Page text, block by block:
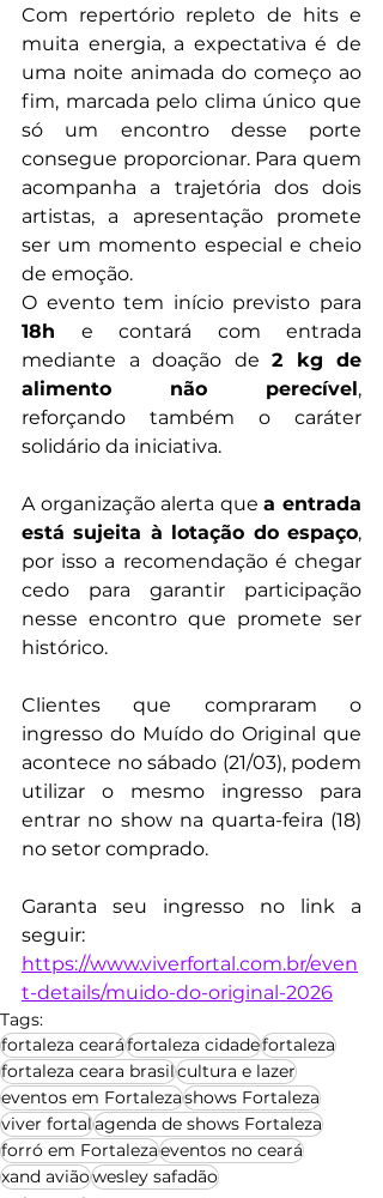
Com repertório repleto de hits e
muita energia, a expectativa é de
uma noite animada do começo ao
fim, marcada pelo clima único que
só um encontro desse porte
consegue proporcionar. Para quem
acompanha a trajetória dos dois
artistas, a apresentação promete
ser um momento especial e cheio
de emoção.
18h e contará com entrada
mediante a doação de 2 kg de
alimento não perecível,
reforçando também o caráter
solidário da iniciativa.
A organização alerta que a entrada
está sujeita à lotação do espaço,
por isso a recomendação é chegar
cedo para garantir participação
nesse encontro que promete ser
histórico.
Clientes que compraram o
ingresso do Muído do Original que
acontece no sábado (21/03), podem
utilizar o mesmo ingresso para
entrar no show na quarta-feira (18)
no setor comprado.
Garanta seu ingresso no link a
seguir:
https://www.viverfortal.com.br/even
t-details/muido-do-original-2026
Tags:
fortaleza cearáfortaleza cidadefortaleza
fortaleza ceara brasilcultura e lazer
eventos em Fortalezashows Fortaleza
viver fortalagenda de shows Fortaleza
forró em Fortalezaeventos no ceará
xand aviãowesley safadão